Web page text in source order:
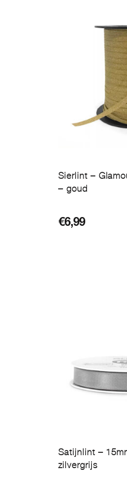
Sierlint –
– goud
€6,99
Satijnlint –
zilvergrijs